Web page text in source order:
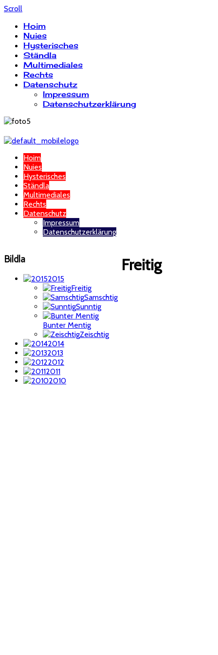
Scroll
Hoim
Nuies
Hysterisches
Ständla
Multimediales
Rechts
Datenschutz
Impressum
Datenschutzerklärung
Hoim
Nuies
Hysterisches
Ständla
Multimediales
Rechts
Datenschutz
Impressum
Datenschutzerklärung
Bildla
2015
Freitig
Samschtig
Sunntig
Bunter Mentig
Zeischtig
2014
2013
2012
2011
2010
Freitig